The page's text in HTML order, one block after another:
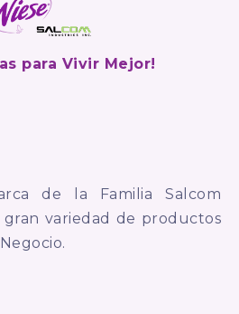
para Vivir Mejor!
de la Familia Salcom
variedad de productos